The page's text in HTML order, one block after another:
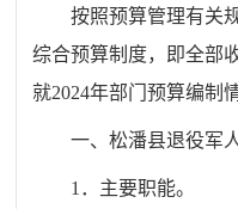
按照预算管理有关
综合预算制度，即全部
就2024年部门预算编制
一、松潘县退役军
1．主要职能。